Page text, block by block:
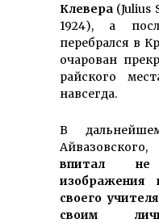
Клевера (Julius
1924), а
перебрался в
очарован
райского
навсегда.
В
впитал
своего
своим